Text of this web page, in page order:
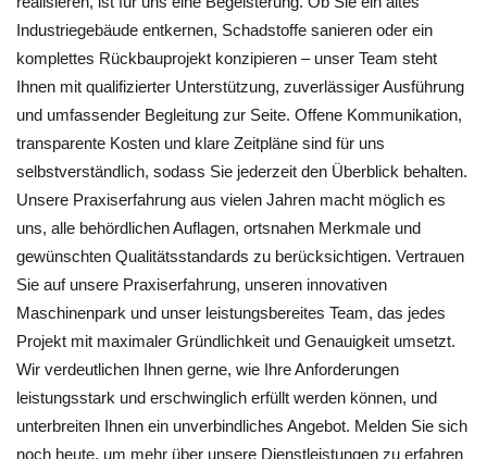
Industriegebäude entkernen, Schadstoffe sanieren oder ein
komplettes Rückbauprojekt konzipieren – unser Team steht
Ihnen mit qualifizierter Unterstützung, zuverlässiger Ausführung
und umfassender Begleitung zur Seite. Offene Kommunikation,
transparente Kosten und klare Zeitpläne sind für uns
selbstverständlich, sodass Sie jederzeit den Überblick behalten.
Unsere Praxiserfahrung aus vielen Jahren macht möglich es
uns, alle behördlichen Auflagen, ortsnahen Merkmale und
gewünschten Qualitätsstandards zu berücksichtigen. Vertrauen
Sie auf unsere Praxiserfahrung, unseren innovativen
Maschinenpark und unser leistungsbereites Team, das jedes
Projekt mit maximaler Gründlichkeit und Genauigkeit umsetzt.
Wir verdeutlichen Ihnen gerne, wie Ihre Anforderungen
leistungsstark und erschwinglich erfüllt werden können, und
unterbreiten Ihnen ein unverbindliches Angebot. Melden Sie sich
noch heute, um mehr über unsere Dienstleistungen zu erfahren